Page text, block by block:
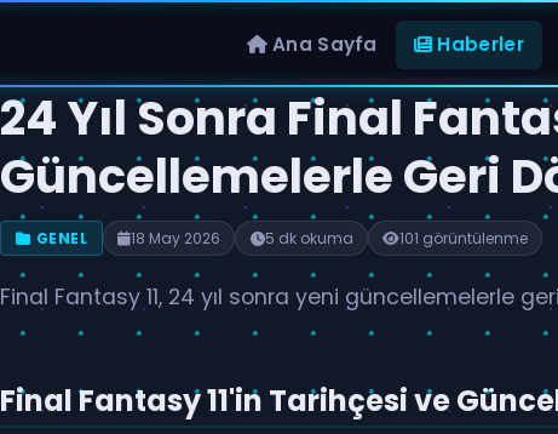
Ana Sayfa Haberler
24 Yıl Sonra Final
Güncellemelerle Geri
GENEL 18 May 2026 5 dk okuma 101 görüntülenme
Final Fantasy 11, 24 yıl sonra yeni güncellemelerle
Final Fantasy 11'in Tarihçesi ve